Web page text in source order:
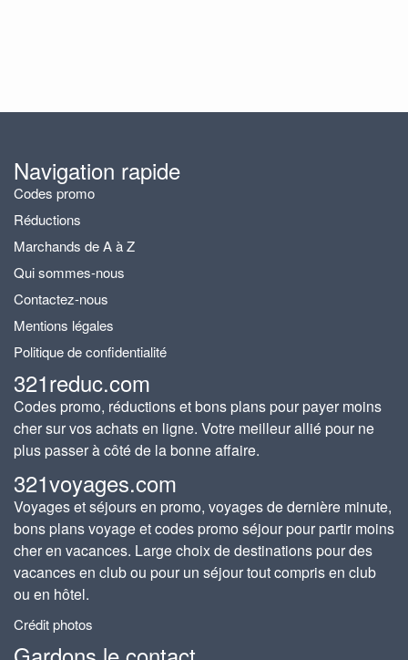
Navigation rapide
Codes promo
Réductions
Marchands de A à Z
Qui sommes-nous
Contactez-nous
Mentions légales
Politique de confidentialité
321reduc.com
Codes promo, réductions et bons plans pour payer moins
cher sur vos achats en ligne. Votre meilleur allié pour ne
plus passer à côté de la bonne affaire.
321voyages.com
Voyages et séjours en promo, voyages de dernière minute,
bons plans voyage et codes promo séjour pour partir moins
cher en vacances. Large choix de destinations pour des
vacances en club ou pour un séjour tout compris en club
ou en hôtel.
Crédit photos